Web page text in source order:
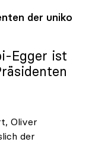
der uniko
Egger ist
Oliver
der